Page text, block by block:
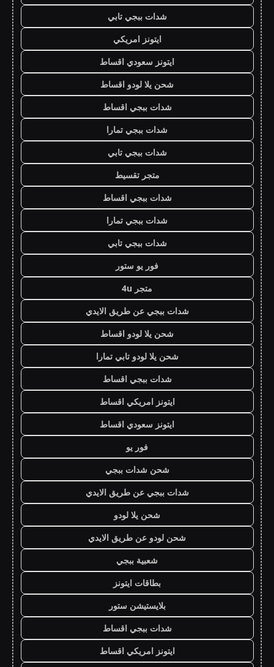
شدات ببجي تابي
ايتونز امريكي
ايتونز سعودي اقساط
شحن يلا لودو اقساط
شدات ببجي اقساط
شدات ببجي تمارا
شدات ببجي تابي
متجر تقسيط
شدات ببجي اقساط
شدات ببجي تمارا
شدات ببجي تابي
فور يو ستور
متجر 4u
شدات ببجي عن طريق الايدي
شحن يلا لودو اقساط
شحن يلا لودو تابي تمارا
شدات ببجي اقساط
ايتونز امريكي اقساط
ايتونز سعودي اقساط
فور يو
شحن شدات ببجي
شدات ببجي عن طريق الايدي
شحن يلا لودو
شحن لودو عن طريق الايدي
شعبية ببجي
بطاقات ايتونز
بلايستيشن ستور
شدات ببجي اقساط
ايتونز امريكي اقساط